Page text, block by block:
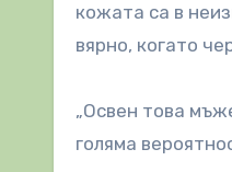
кожата са в
вярно, когато
„Освен това
голяма